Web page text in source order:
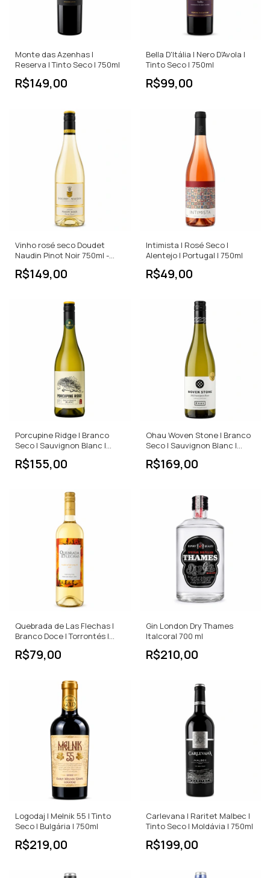
Monte das Azenhas |
Reserva | Tinto Seco | 750ml
R$149,00
Bella D'Itália | Nero D'Avola |
Tinto Seco | 750ml
R$99,00
Vinho rosé seco Doudet
Naudin Pinot Noir 750ml -
R$149,00
Intimista | Rosé Seco |
Alentejo | Portugal | 750ml
R$49,00
Porcupine Ridge | Branco
Seco | Sauvignon Blanc |
África do Sul | 750ml
R$155,00
Ohau Woven Stone | Branco
Seco | Sauvignon Blanc |
Nova Zelândia | 750ml
R$169,00
Quebrada de Las Flechas |
Branco Doce | Torrontés |
R$79,00
Gin London Dry Thames
Italcoral 700 ml
R$210,00
Logodaj | Melnik 55 | Tinto
Seco | Bulgária | 750ml
R$219,00
Carlevana | Raritet Malbec |
Tinto Seco | Moldávia | 750ml
R$199,00